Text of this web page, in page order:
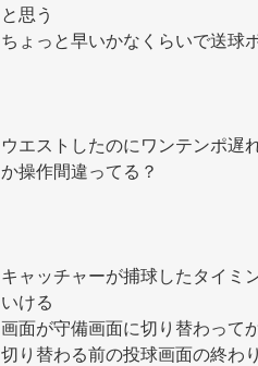
と思う
ちょっと早いかなくらいで送球
ウエストしたのにワンテンポ遅
か操作間違ってる？
キャッチャーが捕球したタイミ
いける
画面が守備画面に切り替わって
切り替わる前の投球画面の終わ